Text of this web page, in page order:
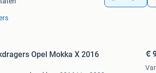
Opel Mokka X 2016
€